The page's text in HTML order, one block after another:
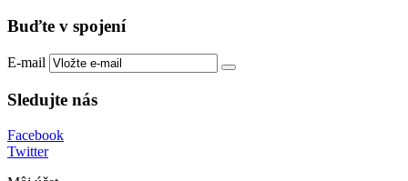
Buďte v spojení
E-mail
Sledujte nás
Facebook
Twitter